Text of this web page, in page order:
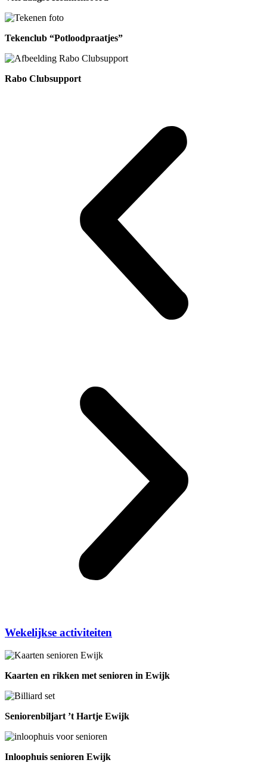
Tekenclub “Potloodpraatjes”
Rabo Clubsupport
Wekelijkse activiteiten
Kaarten en rikken met senioren in Ewijk
Seniorenbiljart ’t Hartje Ewijk
Inloophuis senioren Ewijk